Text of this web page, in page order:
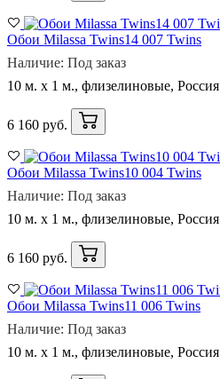
Обои Milassa Twins14 007 Twins
Наличие: Под заказ
10 м. x 1 м., флизелиновые, Россия
6 160 руб.
Обои Milassa Twins10 004 Twins
Наличие: Под заказ
10 м. x 1 м., флизелиновые, Россия
6 160 руб.
Обои Milassa Twins11 006 Twins
Наличие: Под заказ
10 м. x 1 м., флизелиновые, Россия